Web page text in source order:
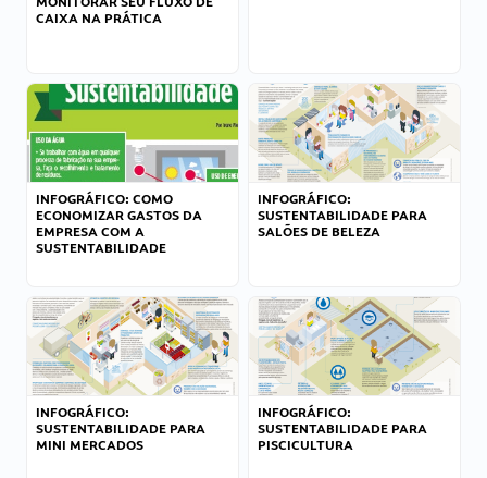
CAIXA NA PRÁTICA
INFOGRÁFICO: COMO
ECONOMIZAR GASTOS DA
EMPRESA COM A
SUSTENTABILIDADE
INFOGRÁFICO:
SUSTENTABILIDADE PARA
SALÕES DE BELEZA
INFOGRÁFICO:
SUSTENTABILIDADE PARA
MINI MERCADOS
INFOGRÁFICO:
SUSTENTABILIDADE PARA
PISCICULTURA